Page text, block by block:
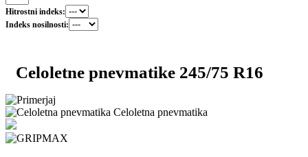
Hitrostni indeks:
Indeks nosilnosti:
Celoletne pnevmatike 245/75 R16
Celoletna pnevmatika